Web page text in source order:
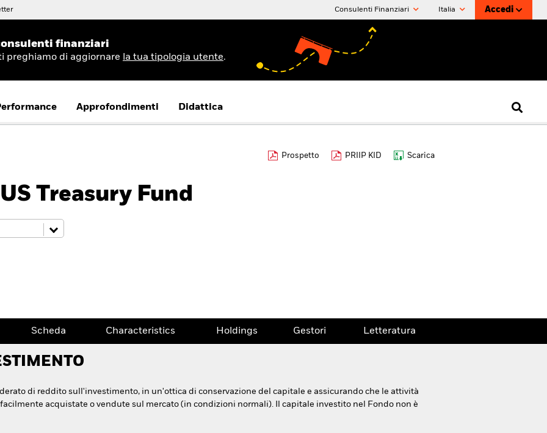
Consulenti Finanziari Italia Accedi
finanziari
preghiamo di aggiornare la tua tipologia utente.
Approfondimenti Didattica
Prospetto PRIIP KID Scarica
Treasury Fund
Scheda Characteristics Holdings Gestori Letteratura
di reddito sull'investimento, in un'ottica di conservazione del capitale e assicurando che le attività
acquistate o vendute sul mercato (in condizioni normali). Il capitale investito nel Fondo non è